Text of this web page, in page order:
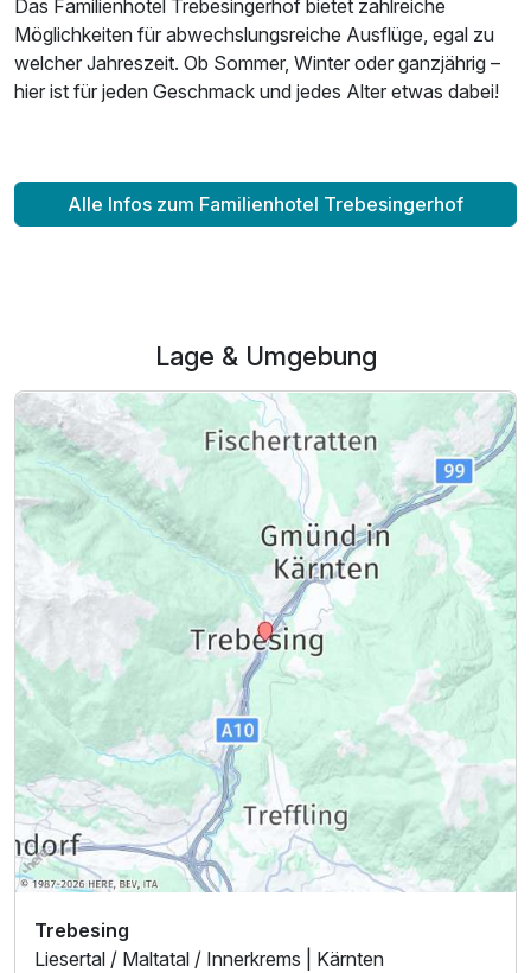
Das Familienhotel Trebesingerhof bietet zahlreiche
Möglichkeiten für abwechslungsreiche Ausflüge, egal zu
welcher Jahreszeit. Ob Sommer, Winter oder ganzjährig –
hier ist für jeden Geschmack und jedes Alter etwas dabei!
Alle Infos zum Familienhotel Trebesingerhof
Lage & Umgebung
Trebesing
Liesertal / Maltatal / Innerkrems | Kärnten